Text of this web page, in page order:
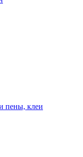
пены, клеи